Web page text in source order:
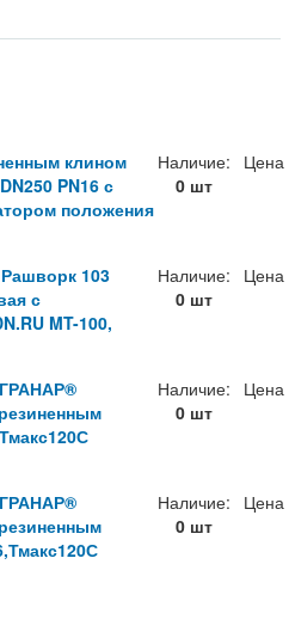
клином
PN16 с
положения
Наличие:
0 шт
Цена
103
с
MT-100,
Наличие:
0 шт
Цена
Наличие:
0 шт
Цена
Наличие:
0 шт
Цена